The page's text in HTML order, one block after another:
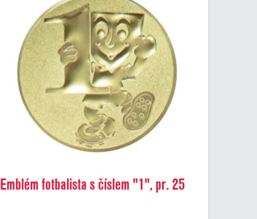
Emblém fotbalista s číslem "1", pr. 25